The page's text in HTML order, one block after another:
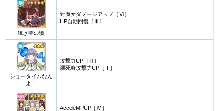
浅き夢の暁
対魔女ダメージアップ［Ⅵ］
HP自動回復［Ⅲ］
ショータイムなん
よ！
攻撃力UP［Ⅲ］
瀕死時攻撃力UP［Ⅰ］
AcceleMPUP［Ⅳ］